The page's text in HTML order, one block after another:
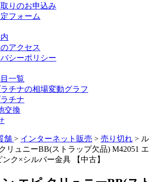
りのお申込み
フォーム
アクセス
シーポリシー
一覧
チナの相場変動グラフ
チナ
交換
舗 > インターネット販売 > 売り切れ > ル
リュニーBB(ストラップ欠品) M42051 エ
ク×シルバー金具 【中古】